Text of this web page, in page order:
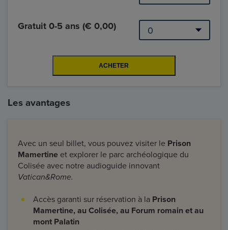
Gratuit 0-5 ans (€ 0,00)
Les avantages
Avec un seul billet, vous pouvez visiter le Prison
Mamertine et explorer le parc archéologique du
Colisée avec notre audioguide innovant
Vatican&Rome.
Accès garanti sur réservation à la Prison
Mamertine, au Colisée, au Forum romain et au
mont Palatin